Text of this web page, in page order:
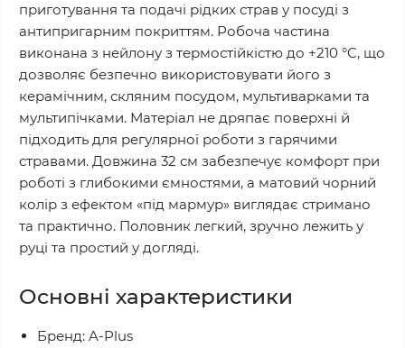
приготування та подачі рідких страв у посуді з
антипригарним покриттям. Робоча частина
виконана з нейлону з термостійкістю до +210 °C, що
дозволяє безпечно використовувати його з
керамічним, скляним посудом, мультиварками та
мультипічками. Матеріал не дряпає поверхні й
підходить для регулярної роботи з гарячими
стравами. Довжина 32 см забезпечує комфорт при
роботі з глибокими ємностями, а матовий чорний
колір з ефектом «під мармур» виглядає стримано
та практично. Половник легкий, зручно лежить у
руці та простий у догляді.
Основні характеристики
Бренд: A-Plus